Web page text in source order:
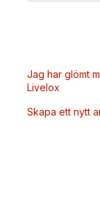
Jag har glömt
Livelox
Skapa ett nytt